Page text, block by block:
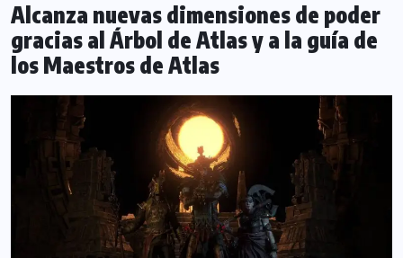
Alcanza nuevas dimensiones de poder
gracias al Árbol de Atlas y a la guía de
los Maestros de Atlas